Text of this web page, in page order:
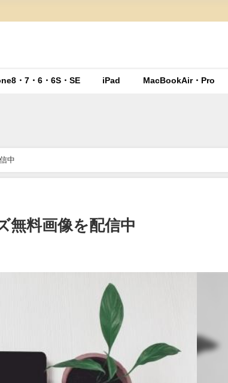
・7・6・6S・SE iPad MacBookAir・Pro
中
無料画像を配信中